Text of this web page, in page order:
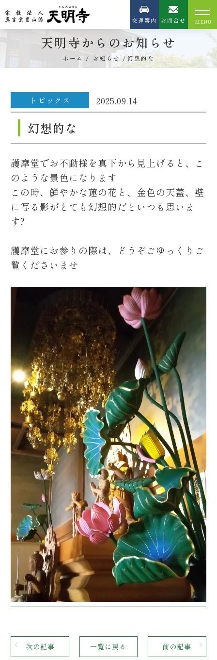
交通案内 お問合せ
天明寺からのお知らせ
ホーム お知らせ 幻想的な
トピックス 2025.09.14
幻想的な
護摩堂でお不動様を真下から見上げると、こ
のような景色になります
この時、鮮やかな蓮の花と、金色の天蓋、壁
に写る影がとても幻想的だといつも思いま
す?
護摩堂にお参りの際は、どうぞごゆっくりご
覧くださいませ
次の記事 一覧に戻る 前の記事